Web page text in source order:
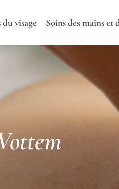
du visage Soins des mains et